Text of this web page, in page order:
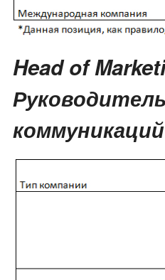
Head of
коммуникаций